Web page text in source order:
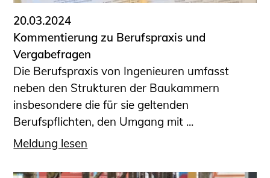
20.03.2024
Kommentierung zu Berufspraxis und
Vergabefragen
Die Berufspraxis von Ingenieuren umfasst
neben den Strukturen der Baukammern
insbesondere die für sie geltenden
Berufspflichten, den Umgang mit ...
Meldung lesen